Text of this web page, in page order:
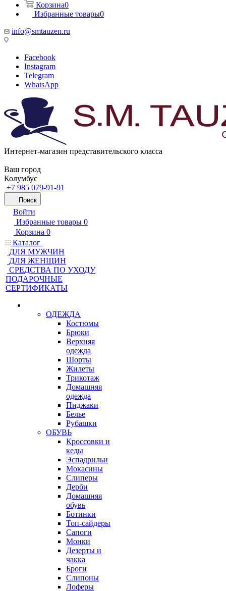
Корзина0
Избранные товары0
info@smtauzen.ru
Facebook
Instagram
Telegram
WhatsApp
Интернет-магазин представительского класса
Ваш город
Колумбус
+7 985 079-91-91
Поиск
Войти
Избранные товары 0
Корзина 0
Каталог
ДЛЯ МУЖЧИН
ДЛЯ ЖЕНЩИН
CРЕДСТВА ПО УХОДУ
ПОДАРОЧНЫЕ
СЕРТИФИКАТЫ
ОДЕЖДА
Костюмы
Брюки
Верхняя
одежда
Шорты
Жилеты
Трикотаж
Домашняя
одежда
Пиджаки
Белье
Рубашки
ОБУВЬ
Кроссовки и
кеды
Эспадрильи
Мокасины
Слиперы
Дерби
Домашняя
обувь
Ботинки
Топ-сайдеры
Сапоги
Монки
Дезерты и
чакка
Броги
Слипоны
Лоферы